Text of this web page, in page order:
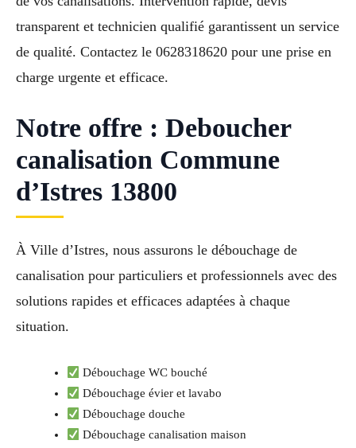
transparent et technicien qualifié garantissent un service
de qualité. Contactez le 0628318620 pour une prise en
charge urgente et efficace.
Notre offre : Deboucher
canalisation Commune
d’Istres 13800
À Ville d’Istres, nous assurons le débouchage de
canalisation pour particuliers et professionnels avec des
solutions rapides et efficaces adaptées à chaque
situation.
Débouchage WC bouché
Débouchage évier et lavabo
Débouchage douche
Débouchage canalisation maison